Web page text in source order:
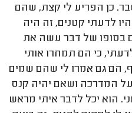
כן הפריע לי קצת, שהם
לדעתי קטנים, זה היה
בסופו של דבר עשה את
כי הם תמחרו אותי
הם גם אמרו לי שהם שמים
המדרכה ושאם יהיה קנס
הוא יכל לדבר איתי מראש